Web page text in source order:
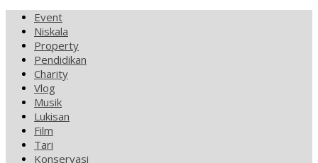
Event
Niskala
Property
Pendidikan
Charity
Vlog
Musik
Lukisan
Film
Tari
Konservasi